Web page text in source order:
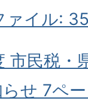
ァイル:
市民税・
せ 7ペ